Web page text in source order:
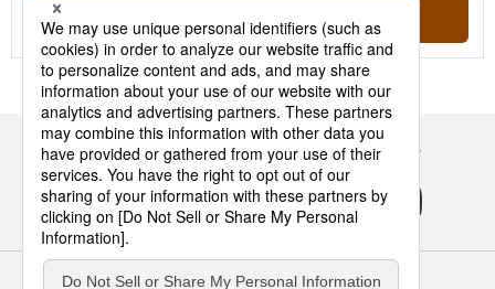
Panasonicの住まい・くらし SNSアカウント
サイトのご利用にあたって クッキーポリシー